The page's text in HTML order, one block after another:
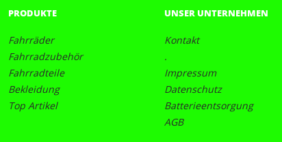
PRODUKTE
Fahrräder
Fahrradzubehör
Fahrradteile
Bekleidung
Top Artikel
UNSER UNTERNEHMEN
Kontakt
.
Impressum
Datenschutz
Batterieentsorgung
AGB